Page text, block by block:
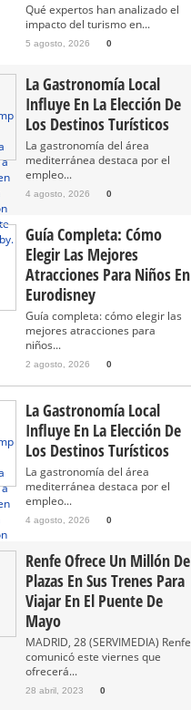
Qué expertos han analizado el
impacto del turismo en...
5 agosto, 2026 0
La Gastronomía Local
Influye En La Elección De
Los Destinos Turísticos
La gastronomía del área
mediterránea destaca por el
empleo...
4 agosto, 2026 0
Guía Completa: Cómo
Elegir Las Mejores
Atracciones Para Niños En
Eurodisney
Guía completa: cómo elegir las
mejores atracciones para
niños...
2 agosto, 2026 0
La Gastronomía Local
Influye En La Elección De
Los Destinos Turísticos
La gastronomía del área
mediterránea destaca por el
empleo...
4 agosto, 2026 0
Renfe Ofrece Un Millón De
Plazas En Sus Trenes Para
Viajar En El Puente De
Mayo
MADRID, 28 (SERVIMEDIA) Renfe
comunicó este viernes que
ofrecerá...
28 abril, 2023 0